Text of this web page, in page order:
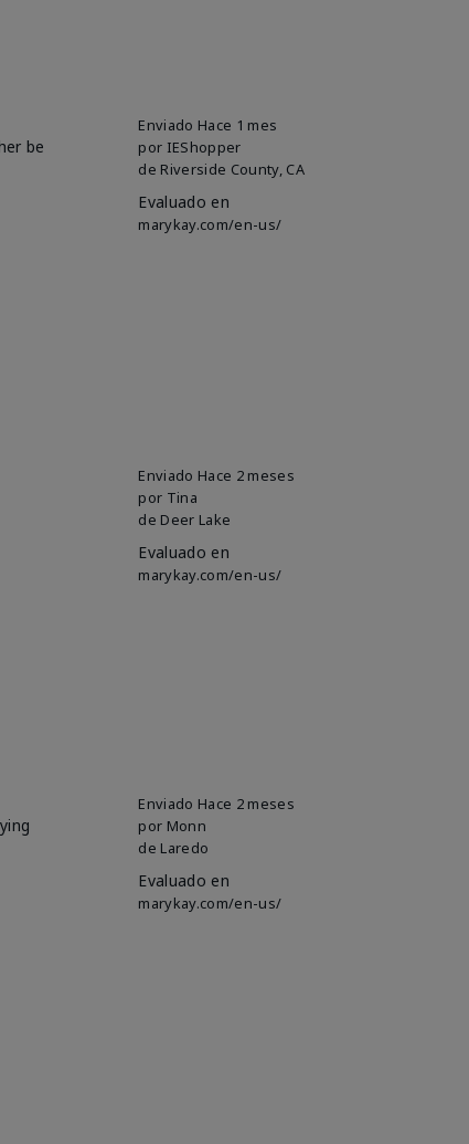
Enviado Hace 1 mes
por IEShopper
de Riverside County, CA
Evaluado en
marykay.com/en-us/
be
Enviado Hace 2 meses
por Tina
de Deer Lake
Evaluado en
marykay.com/en-us/
Enviado Hace 2 meses
por Monn
de Laredo
Evaluado en
marykay.com/en-us/